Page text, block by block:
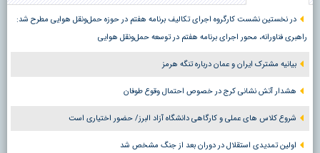
در نخستین نشست کارگروه اجرای تکالیف برنامه هفتم در حوزه حمل‌ونقل هوایی مطرح شد:
راهبری فناورانه، محور اجرای برنامه هفتم در توسعه حمل‌ونقل هوایی
بیانیه مشترک ایران و عمان درباره تنگه هرمز
هشدار آتش نشانی کرج در خصوص احتمال وقوع طوفان
شروع کلاس های عملی و کارگاهی دانشگاه آزاد البرز/ حضور اختیاری است
اولین تمدیدی استقلال در دوران بعد از جنگ مشخص شد